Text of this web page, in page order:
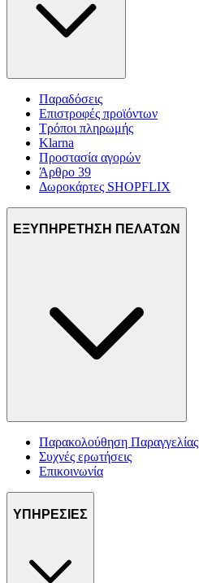
Παραδόσεις
Επιστροφές προϊόντων
Τρόποι πληρωμής
Klarna
Προστασία αγορών
Άρθρο 39
Δωροκάρτες SHOPFLIX
ΕΞΥΠΗΡΕΤΗΣΗ ΠΕΛΑΤΩΝ
Παρακολούθηση Παραγγελίας
Συχνές ερωτήσεις
Επικοινωνία
ΥΠΗΡΕΣΙΕΣ